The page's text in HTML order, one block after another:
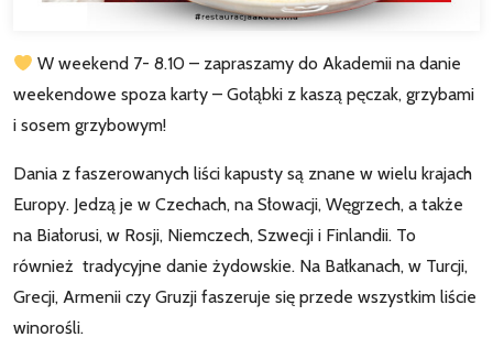
W weekend 7- 8.10 – zapraszamy do Akademii na danie
weekendowe spoza karty – Gołąbki z kaszą pęczak, grzybami
i sosem grzybowym!
Dania z faszerowanych liści kapusty są znane w wielu krajach
Europy. Jedzą je w Czechach, na Słowacji, Węgrzech, a także
na Białorusi, w Rosji, Niemczech, Szwecji i Finlandii. To
również tradycyjne danie żydowskie. Na Bałkanach, w Turcji,
Grecji, Armenii czy Gruzji faszeruje się przede wszystkim liście
winorośli.